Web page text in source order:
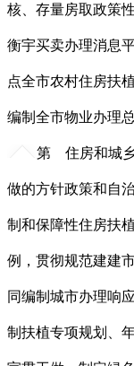
核、存量房取政策
衡宇买卖办理消息
点全市农村住房扶
编制全市物业办理
第 住房和城乡
做的方针政策和自
制和保障性住房扶
例，贯彻规范建建
同编制城市办理响
制扶植专项规划、